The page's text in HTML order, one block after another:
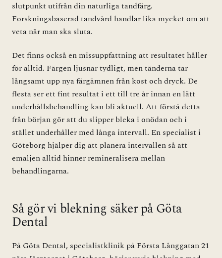
slutpunkt utifrån din naturliga tandfärg.
Forskningsbaserad tandvård handlar lika mycket om att
veta när man ska sluta.
Det finns också en missuppfattning att resultatet håller
för alltid. Färgen ljusnar tydligt, men tänderna tar
långsamt upp nya färgämnen från kost och dryck. De
flesta ser ett fint resultat i ett till tre år innan en lätt
underhållsbehandling kan bli aktuell. Att förstå detta
från början gör att du slipper bleka i onödan och i
stället underhåller med långa intervall. En specialist i
Göteborg hjälper dig att planera intervallen så att
emaljen alltid hinner remineralisera mellan
behandlingarna.
Så gör vi blekning säker på Göta
Dental
På Göta Dental, specialistklinik på Första Långgatan 21